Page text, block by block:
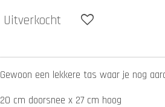
Uitverkocht
Gewoon een lekkere tas waar je nog
20 cm doorsnee x 27 cm hoog